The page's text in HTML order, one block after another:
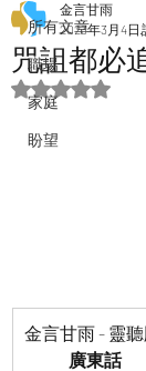
所有文章
職場
家庭
盼望
咒詛都必
金言甘雨
2023年3月4日
評等為 NaN
金言甘雨 - 靈聽
廣東話